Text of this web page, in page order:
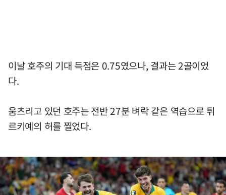
이날 호주의 기대 득점은 0.75였으나, 결과는 2골이었
다.
움츠리고 있던 호주는 전반 27분 벼락 같은 역습으로 튀
르키예의 허를 찔었다.